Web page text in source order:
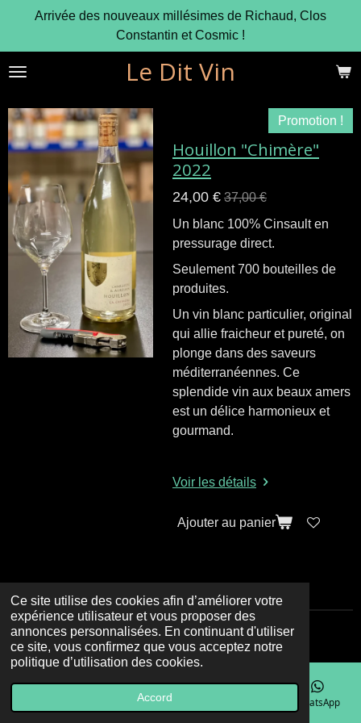
Ce site utilise des cookies afin d’améliorer votre
expérience utilisateur et vous proposer des
annonces personnalisées. En continuant d'utiliser
ce site, vous confirmez que vous acceptez notre
politique d’utilisation des cookies.
Accord
Passer
contenu
principal
Le Dit Vin
Arrivée des nouveaux millésimes de Richaud, Clos
Constantin et Cosmic !
Promotion !
Houillon "Chimère"
2022
24,00 € 37,00 €
Un blanc 100% Cinsault en
pressurage direct.
Seulement 700 bouteilles de
produites.
Un vin blanc particulier, original
qui allie fraicheur et pureté, on
plonge dans des saveurs
méditerranéennes. Ce
splendide vin aux beaux amers
est un délice harmonieux et
gourmand.
Voir les détails
Ajouter au panier
© 2023 - 2026 Le Dit Vin
Carte WhatsApp